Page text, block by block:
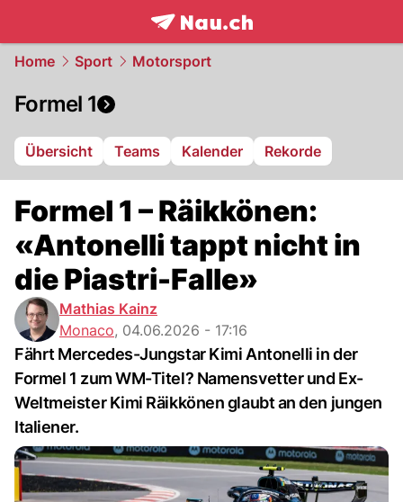
frontpage.NAU.ch
Home Sport Motorsport
Formel 1
Übersicht Teams Kalender Rekorde
Formel 1 – Räikkönen:
«Antonelli tappt nicht in
die Piastri-Falle»
Mathias Kainz
Monaco, 04.06.2026 - 17:16
Fährt Mercedes-Jungstar Kimi Antonelli in der
Formel 1 zum WM-Titel? Namensvetter und Ex-
Weltmeister Kimi Räikkönen glaubt an den jungen
Italiener.